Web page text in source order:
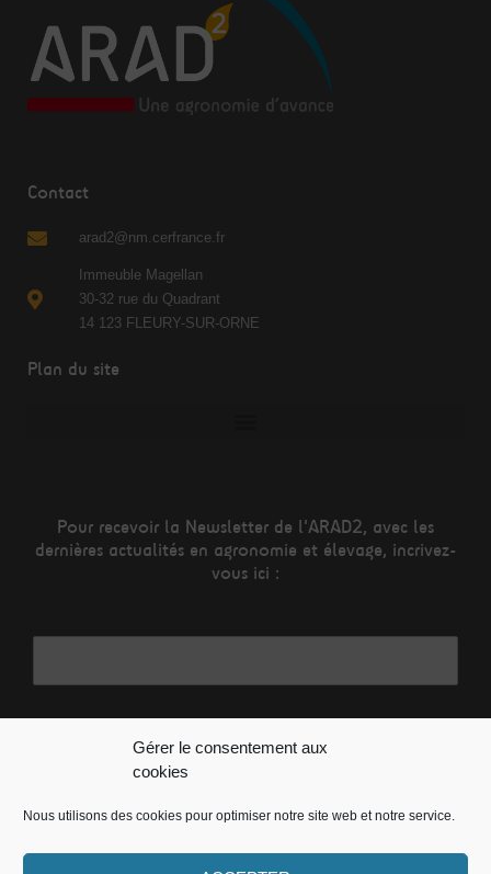
Gérer le consentement aux
cookies
Nous utilisons des cookies pour optimiser notre site web et notre service.
Contact
arad2@nm.cerfrance.fr
Immeuble Magellan
30-32 rue du Quadrant
14 123 FLEURY-SUR-ORNE
Plan du site
Pour recevoir la Newsletter de l'ARAD2, avec les
dernières actualités en agronomie et élevage, incrivez-
vous ici :